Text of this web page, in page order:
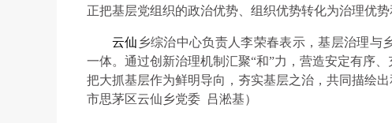
正把基层党组织的政治优势、组织优势转化为治理优势
云仙 乡综治中心负责人李荣春表示，基层治理与
一体。通过创新治理机制汇聚“和”力，营造安定有序
把大抓基层作为鲜明导向，夯实基层之治，共同描绘
市思茅区云仙乡党委 吕淞基）